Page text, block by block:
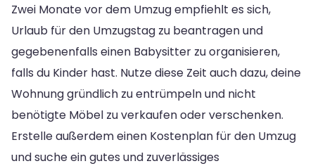
Zwei Monate vor dem Umzug empfiehlt es sich,
Urlaub für den Umzugstag zu beantragen und
gegebenenfalls einen Babysitter zu organisieren,
falls du Kinder hast. Nutze diese Zeit auch dazu, deine
Wohnung gründlich zu entrümpeln und nicht
benötigte Möbel zu verkaufen oder verschenken.
Erstelle außerdem einen Kostenplan für den Umzug
und suche ein gutes und zuverlässiges